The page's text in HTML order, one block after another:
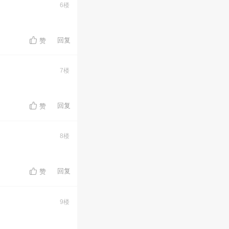
6楼
赞 回复
7楼
赞 回复
8楼
赞 回复
9楼